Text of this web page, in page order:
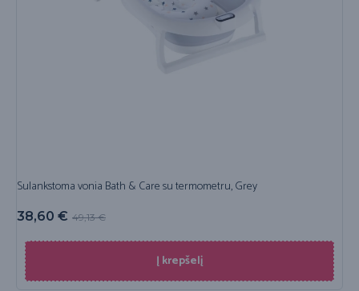
Sulankstoma vonia Bath & Care su termometru, Grey
49,13€
38,60 €
Į krepšelį